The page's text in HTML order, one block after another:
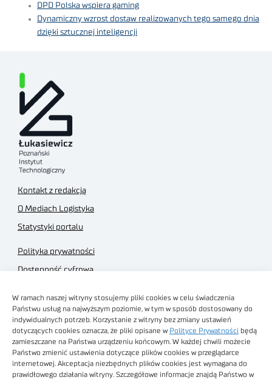
W ramach naszej witryny stosujemy pliki cookies w celu świadczenia
Państwu usług na najwyższym poziomie, w tym w sposób dostosowany do
indywidualnych potrzeb. Korzystanie z witryny bez zmiany ustawień
dotyczących cookies oznacza, że pliki opisane w Polityce Prywatności będą
zamieszczane na Państwa urządzeniu końcowym. W każdej chwili możecie
Państwo zmienić ustawienia dotyczące plików cookies w przeglądarce
internetowej. Akceptacja niezbędnych plików cookies jest wymagana do
prawidłowego działania witryny. Szczegółowe informacje znajdą Państwo w
DPD Polska wspiera gaming
Dynamiczny wzrost dostaw realizowanych tego samego dnia
dzięki sztucznej inteligencji
Kontakt z redakcją
O Mediach Logistyka
Statystyki portalu
Polityka prywatności
Dostępność cyfrowa
Regulamin sklepu
Obrazy stockowe